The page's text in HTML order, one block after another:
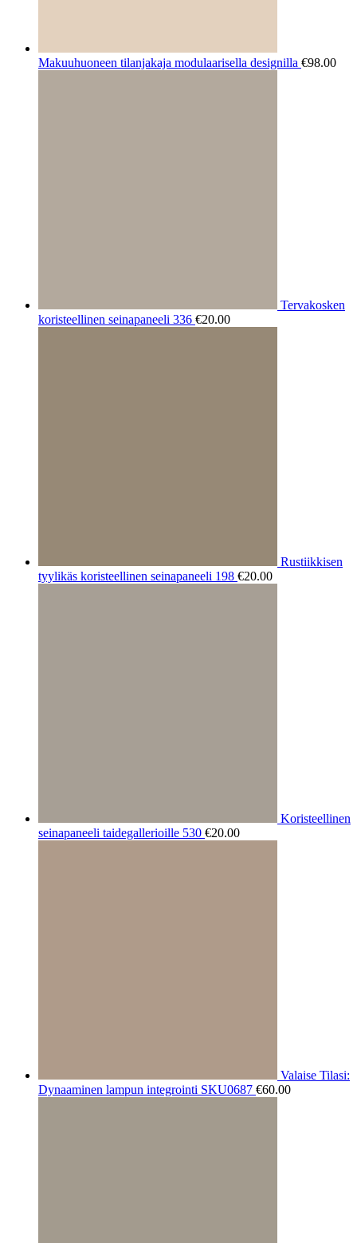
Makuuhuoneen tilanjakaja modulaarisella designilla €98.00
Tervakosken
koristeellinen seinapaneeli 336 €20.00
Rustiikkisen
tyylikäs koristeellinen seinapaneeli 198 €20.00
Koristeellinen
seinapaneeli taidegallerioille 530 €20.00
Valaise Tilasi:
Dynaaminen lampun integrointi SKU0687 €60.00